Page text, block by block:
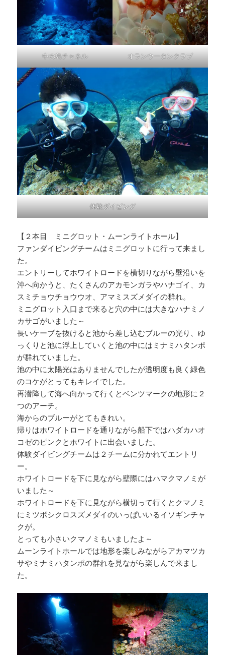
中の島チャネル オランウータンクラブ
体験ダイビング
【２本目 ミニグロット・ムーンライトホール】
ファンダイビングチームはミニグロットに行って来まし
た。
エントリーしてホワイトロードを横切りながら壁沿いを
沖へ向かうと、たくさんのアカモンガラやハナゴイ、カ
スミチョウチョウウオ、アマミスズメダイの群れ。
ミニグロット入口まで来ると穴の中には大きなハナミノ
カサゴがいました～
長いケーブを抜けると池から差し込むブルーの光り、ゆ
っくりと池に浮上していくと池の中にはミナミハタンポ
が群れていました。
池の中に太陽光はありませんでしたが透明度も良く緑色
のコケがとってもキレイでした。
再潜降して海へ向かって行くとベンツマークの地形に２
つのアーチ。
海からのブルーがとてもきれい。
帰りはホワイトロードを通りながら船下ではハダカハオ
コゼのピンクとホワイトに出会いました。
体験ダイビングチームは２チームに分かれてエントリ
ー。
ホワイトロードを下に見ながら壁際にはハマクマノミが
いました～
ホワイトロードを下に見ながら横切って行くとクマノミ
にミツボシクロスズメダイのいっぱいいるイソギンチャ
クが。
とっても小さいクマノミもいましたよ～
ムーンライトホールでは地形を楽しみながらアカマツカ
サやミナミハタンポの群れを見ながら楽しんで来まし
た。